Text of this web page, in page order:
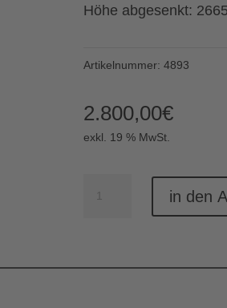
Höhe abgesenkt:
Artikelnummer: 4893
2.800,00€
exkl. 19 % MwSt.
in den